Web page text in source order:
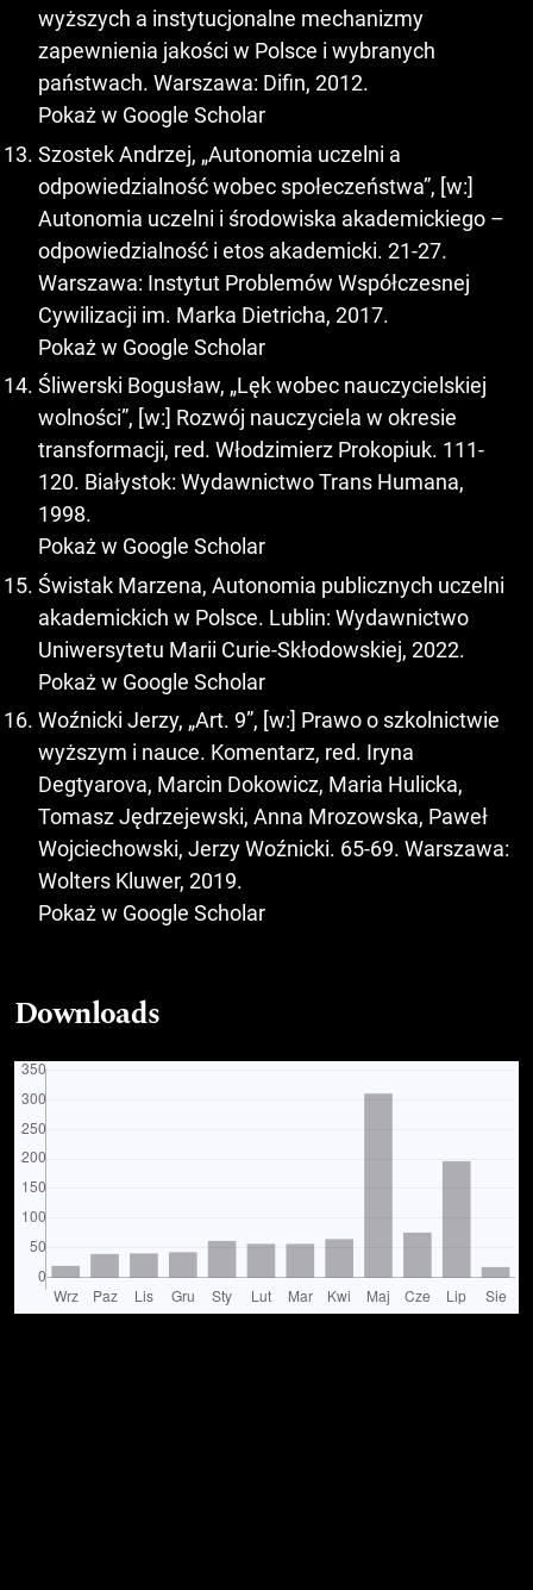
wyższych a instytucjonalne mechanizmy
zapewnienia jakości w Polsce i wybranych
państwach. Warszawa: Difin, 2012.
Pokaż w Google Scholar
Szostek Andrzej, „Autonomia uczelni a
odpowiedzialność wobec społeczeństwa”, [w:]
Autonomia uczelni i środowiska akademickiego –
odpowiedzialność i etos akademicki. 21-27.
Warszawa: Instytut Problemów Współczesnej
Cywilizacji im. Marka Dietricha, 2017.
Pokaż w Google Scholar
Śliwerski Bogusław, „Lęk wobec nauczycielskiej
wolności”, [w:] Rozwój nauczyciela w okresie
transformacji, red. Włodzimierz Prokopiuk. 111-
120. Białystok: Wydawnictwo Trans Humana,
1998.
Pokaż w Google Scholar
Świstak Marzena, Autonomia publicznych uczelni
akademickich w Polsce. Lublin: Wydawnictwo
Uniwersytetu Marii Curie-Skłodowskiej, 2022.
Pokaż w Google Scholar
Woźnicki Jerzy, „Art. 9”, [w:] Prawo o szkolnictwie
wyższym i nauce. Komentarz, red. Iryna
Degtyarova, Marcin Dokowicz, Maria Hulicka,
Tomasz Jędrzejewski, Anna Mrozowska, Paweł
Wojciechowski, Jerzy Woźnicki. 65-69. Warszawa:
Wolters Kluwer, 2019.
Pokaż w Google Scholar
Downloads